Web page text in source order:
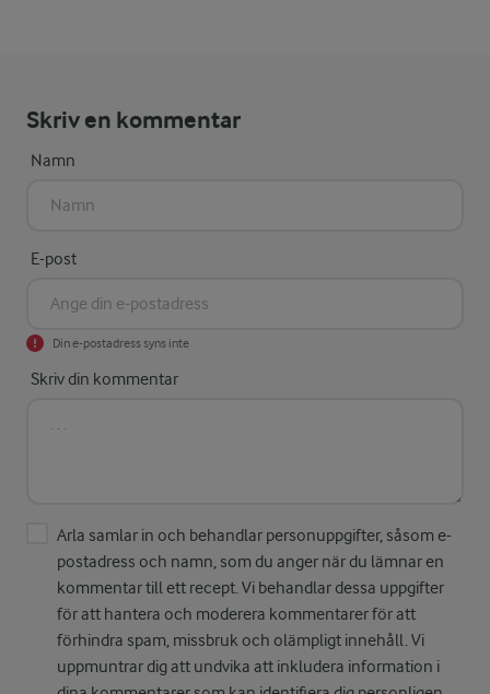
Skriv en kommentar
Namn
E-post
Din e-postadress syns inte
Skriv din kommentar
Arla samlar in och behandlar personuppgifter, såsom e-
postadress och namn, som du anger när du lämnar en
kommentar till ett recept. Vi behandlar dessa uppgifter
för att hantera och moderera kommentarer för att
förhindra spam, missbruk och olämpligt innehåll. Vi
uppmuntrar dig att undvika att inkludera information i